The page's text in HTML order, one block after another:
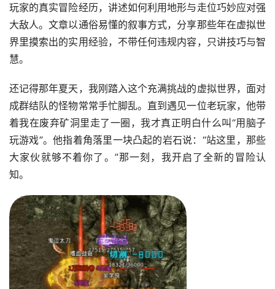
玩家的真实冒险经历，讲述如何利用地形与走位巧妙应对强
大敌人。文章以通俗易懂的叙事方式，分享那些年在虚拟世
界里摸索出的实用经验，不带任何违规内容，只讲技巧与智
慧。
还记得那年夏天，我刚踏入这个充满挑战的虚拟世界，面对
成群结队的怪物常常手忙脚乱。直到遇见一位老玩家，他带
着我在废弃矿洞里走了一圈，我才真正明白什么叫“用脑子
玩游戏”。他指着角落里一块凸起的岩石说：“站这里，那些
大家伙就够不着你了。”那一刻，我开启了全新的冒险认
知。